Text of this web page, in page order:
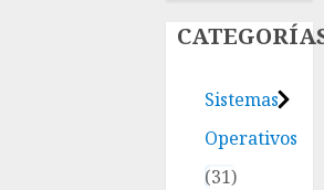
Sistemas
Operativos
31